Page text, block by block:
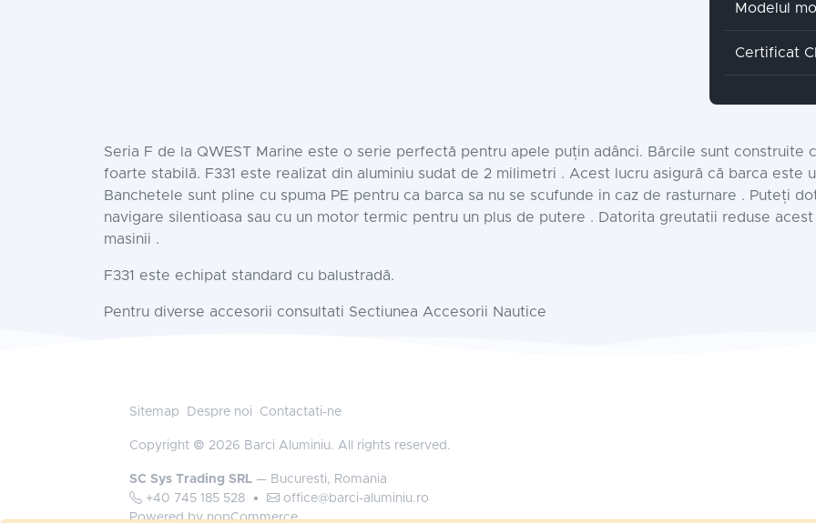
Modelul
Certificat
Seria F de la QWEST Marine este o serie perfectă pentru apele puțin adânci. Bărcile sunt construite
foarte stabilă. F331 este realizat din aluminiu sudat de 2 milimetri . Acest lucru asigură că barca este
Banchetele sunt pline cu spuma PE pentru ca barca sa nu se scufunde in caz de rasturnare . Puteți
navigare silentioasa sau cu un motor termic pentru un plus de putere . Datorita greutatii reduse
masinii .
F331 este echipat standard cu balustradă.
Pentru diverse accesorii consultati Sectiunea Accesorii Nautice
Sitemap Despre noi Contactati-ne
Copyright © 2026 Barci Aluminiu. All rights reserved.
SC Sys Trading SRL — Bucuresti, Romania
+40 745 185 528 •
office@barci-aluminiu.ro
Powered bynopCommerce